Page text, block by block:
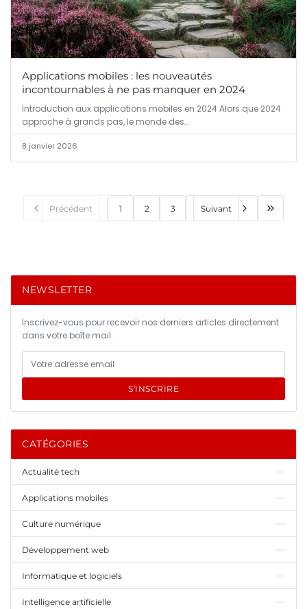
Applications mobiles : les nouveautés
incontournables à ne pas manquer en 2024
Introduction aux applications mobiles en 2024 Alors que 2024
approche à grands pas, le monde des…
8 janvier 2026
Précédent 1 2 3 Suivant
NEWSLETTER
Inscrivez-vous pour recevoir nos derniers articles directement
dans votre boîte mail.
S'INSCRIRE
CATÉGORIES
Actualité tech
Applications mobiles
Culture numérique
Développement web
Informatique et logiciels
Intelligence artificielle